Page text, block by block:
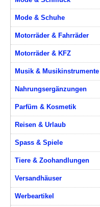
Mode & Schuhe
Motorräder & Fahrräder
Motorräder & KFZ
Musik & Musikinstrumente
Nahrungsergänzungen
Parfüm & Kosmetik
Reisen & Urlaub
Spass & Spiele
Tiere & Zoohandlungen
Versandhäuser
Werbeartikel